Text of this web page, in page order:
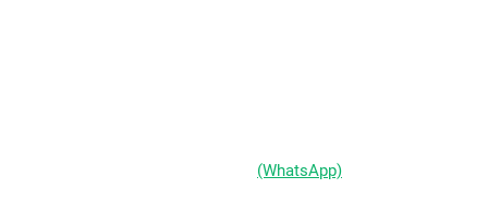
(WhatsApp)